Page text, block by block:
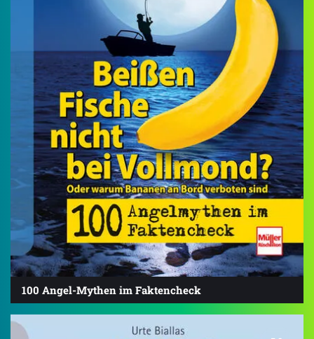
100 Angel-Mythen im Faktencheck